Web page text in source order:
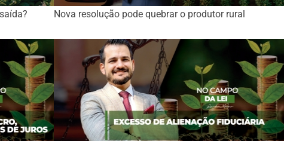
Nova resolução pode quebrar o produtor rural